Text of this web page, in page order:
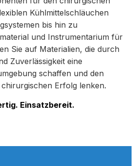
Kühlmittelschläuchen
bis hin zu
und Instrumentarium für
Sie auf Materialien, die durch
Zuverlässigkeit eine
schaffen und den
Erfolg lenken.
Einsatzbereit.